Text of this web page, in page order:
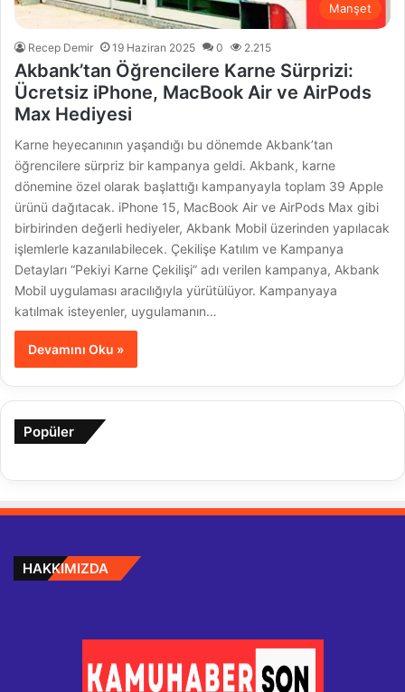
Manşet
Recep Demir 19 Haziran 2025 0 2.215
Akbank’tan Öğrencilere Karne Sürprizi:
Ücretsiz iPhone, MacBook Air ve AirPods
Max Hediyesi
Karne heyecanının yaşandığı bu dönemde Akbank’tan
öğrencilere sürpriz bir kampanya geldi. Akbank, karne
dönemine özel olarak başlattığı kampanyayla toplam 39 Apple
ürünü dağıtacak. iPhone 15, MacBook Air ve AirPods Max gibi
birbirinden değerli hediyeler, Akbank Mobil üzerinden yapılacak
işlemlerle kazanılabilecek. Çekilişe Katılım ve Kampanya
Detayları “Pekiyi Karne Çekilişi” adı verilen kampanya, Akbank
Mobil uygulaması aracılığıyla yürütülüyor. Kampanyaya
katılmak isteyenler, uygulamanın…
Devamını Oku »
Popüler
HAKKIMIZDA